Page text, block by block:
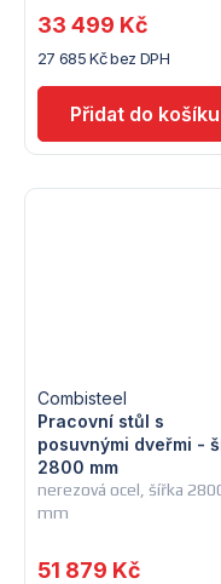
27 685 Kč bez DPH
33 499 Kč
nerezová ocel, šířka
mm
Pracovní stůl s
posuvnými dveřmi -
2800 mm
Combisteel
51 879 Kč